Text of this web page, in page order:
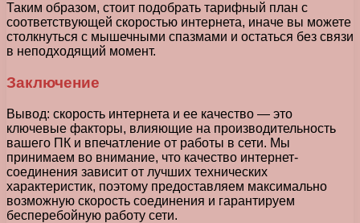
Таким образом, стоит подобрать тарифный план с
соответствующей скоростью интернета, иначе вы можете
столкнуться с мышечными спазмами и остаться без связи
в неподходящий момент.
Заключение
Вывод: скорость интернета и ее качество — это
ключевые факторы, влияющие на производительность
вашего ПК и впечатление от работы в сети. Мы
принимаем во внимание, что качество интернет-
соединения зависит от лучших технических
характеристик, поэтому предоставляем максимально
возможную скорость соединения и гарантируем
бесперебойную работу сети.